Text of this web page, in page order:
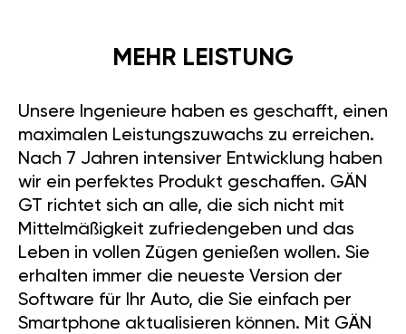
MEHR LEISTUNG
Unsere Ingenieure haben es geschafft, einen
maximalen Leistungszuwachs zu erreichen.
Nach 7 Jahren intensiver Entwicklung haben
wir ein perfektes Produkt geschaffen. GÄN
GT richtet sich an alle, die sich nicht mit
Mittelmäßigkeit zufriedengeben und das
Leben in vollen Zügen genießen wollen. Sie
erhalten immer die neueste Version der
Software für Ihr Auto, die Sie einfach per
Smartphone aktualisieren können. Mit GÄN